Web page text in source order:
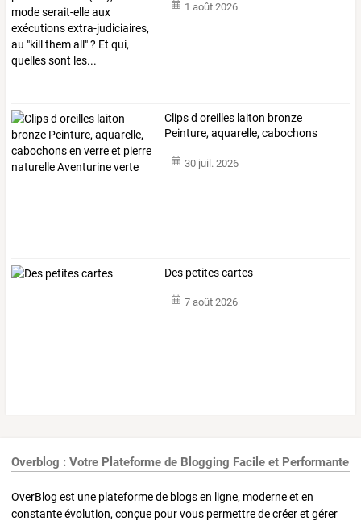
1 août 2026
Clipsd oreilles laiton bronze
Peinture, aquarelle, cabochons
30 juil. 2026
Des petites cartes
7 août 2026
Overblog : Votre Plateforme de Blogging Facile et Performante
OverBlog est une plateforme de blogs en ligne, moderne et en
constante évolution, conçue pour vous permettre de créer et gérer